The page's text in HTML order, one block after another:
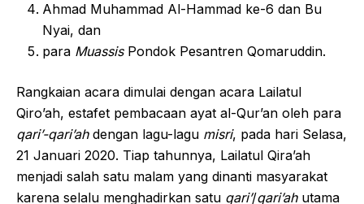
Ahmad Muhammad Al-Hammad ke-6 dan Bu
Nyai, dan
para MuassisPondok Pesantren Qomaruddin.
Rangkaian acara dimulai dengan acara Lailatul
Qiro’ah, estafet pembacaan ayat al-Qur’an oleh para
qari’-qari’ahdengan lagu-lagu misri, pada hari Selasa,
21 Januari 2020. Tiap tahunnya, Lailatul Qira’ah
menjadi salah satu malam yang dinanti masyarakat
karena selalu menghadirkan satu qari’/qari’ahutama